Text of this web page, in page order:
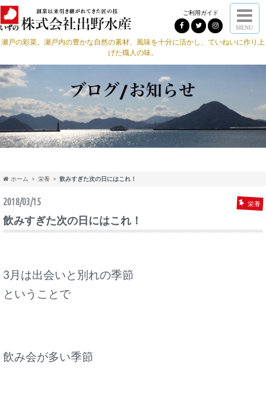
ご利用ガイド
MENU
瀬戸の彩菜。瀬戸内の豊かな自然の素材、風味を十分に活かし、ていねいに作り上
げた職人の味。
ホーム 栄養 飲みすぎた次の日にはこれ！
2018/03/15 栄養
飲みすぎた次の日にはこれ！
3月は出会いと別れの季節
ということで
飲み会が多い季節